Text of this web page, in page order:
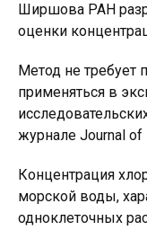
Ширшова РАН
оценки
Метод не требует
применяться в
журнале Journal of
Концентрация
морской воды,
одноклеточных